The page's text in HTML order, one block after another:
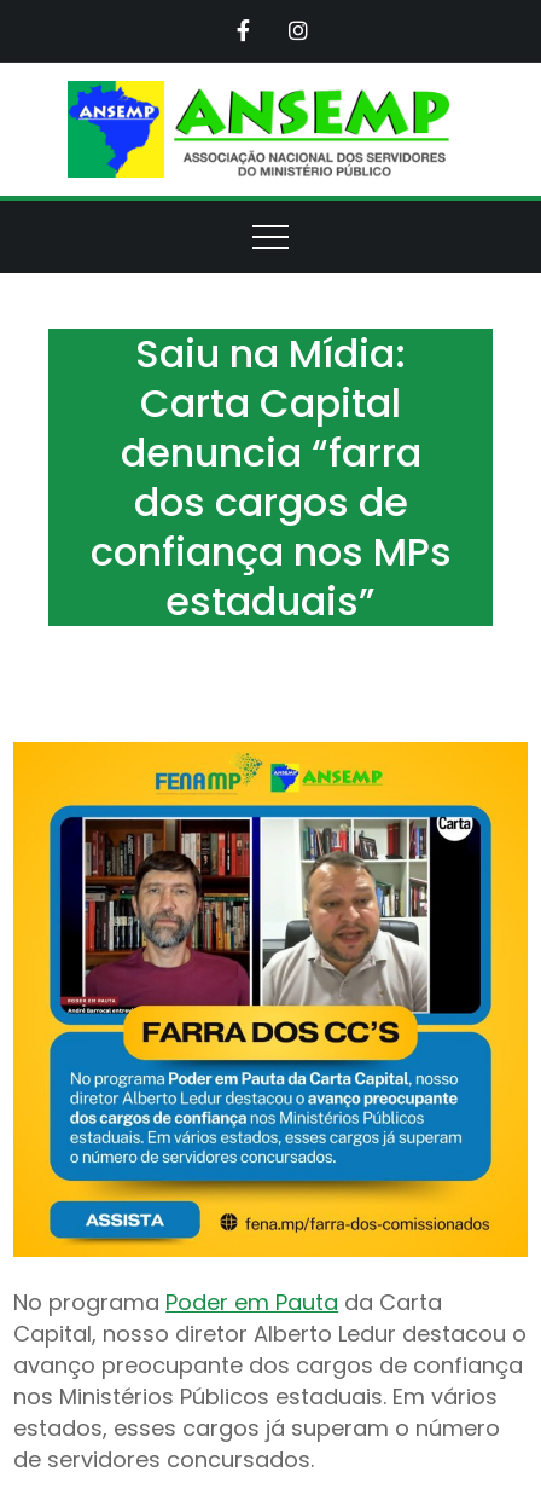
content
Saiu na Mídia:
Carta Capital
denuncia “farra
dos cargos de
confiança nos MPs
estaduais”
No programa Poder em Pauta da Carta
Capital, nosso diretor Alberto Ledur destacou o
avanço preocupante dos cargos de confiança
nos Ministérios Públicos estaduais. Em vários
estados, esses cargos já superam o número
de servidores concursados.